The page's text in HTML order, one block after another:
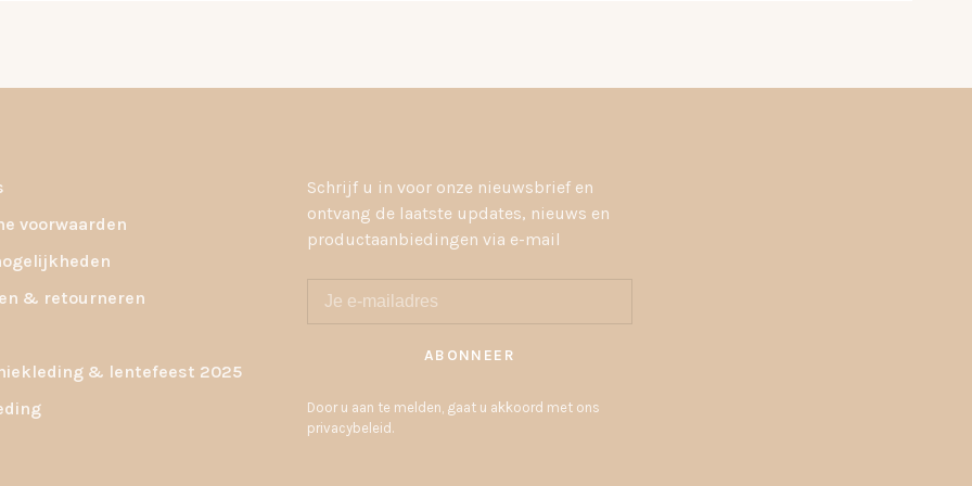
voorwaarden
& retourneren
& lentefeest 2025
Schrijf u in voor onze nieuwsbrief en
ontvang de laatste updates, nieuws en
productaanbiedingen via e-mail
ABONNEER
Door u aan te melden, gaat u akkoord met ons
privacybeleid.